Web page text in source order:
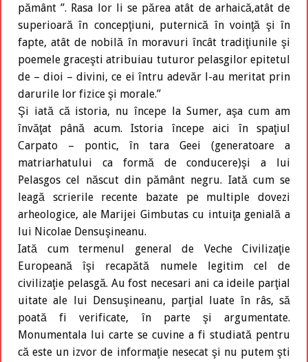
pământ ’’. Rasa lor li se părea atât de arhaică,atât de
superioară în concepţiuni, puternică în voinţă şi în
fapte, atât de nobilă în moravuri încât tradiţiunile şi
poemele graceşti atribuiau tuturor pelasgilor epitetul
de – dioi – divini, ce ei întru adevăr l-au meritat prin
darurile lor fizice şi morale.’’
Şi iată că istoria, nu începe la Sumer, aşa cum am
învăţat până acum. Istoria începe aici în spaţiul
Carpato – pontic, în tara Geei (generatoare a
matriarhatului ca formă de conducere)şi a lui
Pelasgos cel născut din pământ negru. Iată cum se
leagă scrierile recente bazate pe multiple dovezi
arheologice, ale Marijei Gimbutas cu intuiţa genială a
lui Nicolae Densuşineanu.
Iată cum termenul general de Veche Civilizaţie
Europeană îşi recapătă numele legitim cel de
civilizaţie pelasgă. Au fost necesari ani ca ideile parţial
uitate ale lui Densuşineanu, parţial luate în râs, să
poată fi verificate, în parte şi argumentate.
Monumentala lui carte se cuvine a fi studiată pentru
că este un izvor de informaţie nesecat şi nu putem şti